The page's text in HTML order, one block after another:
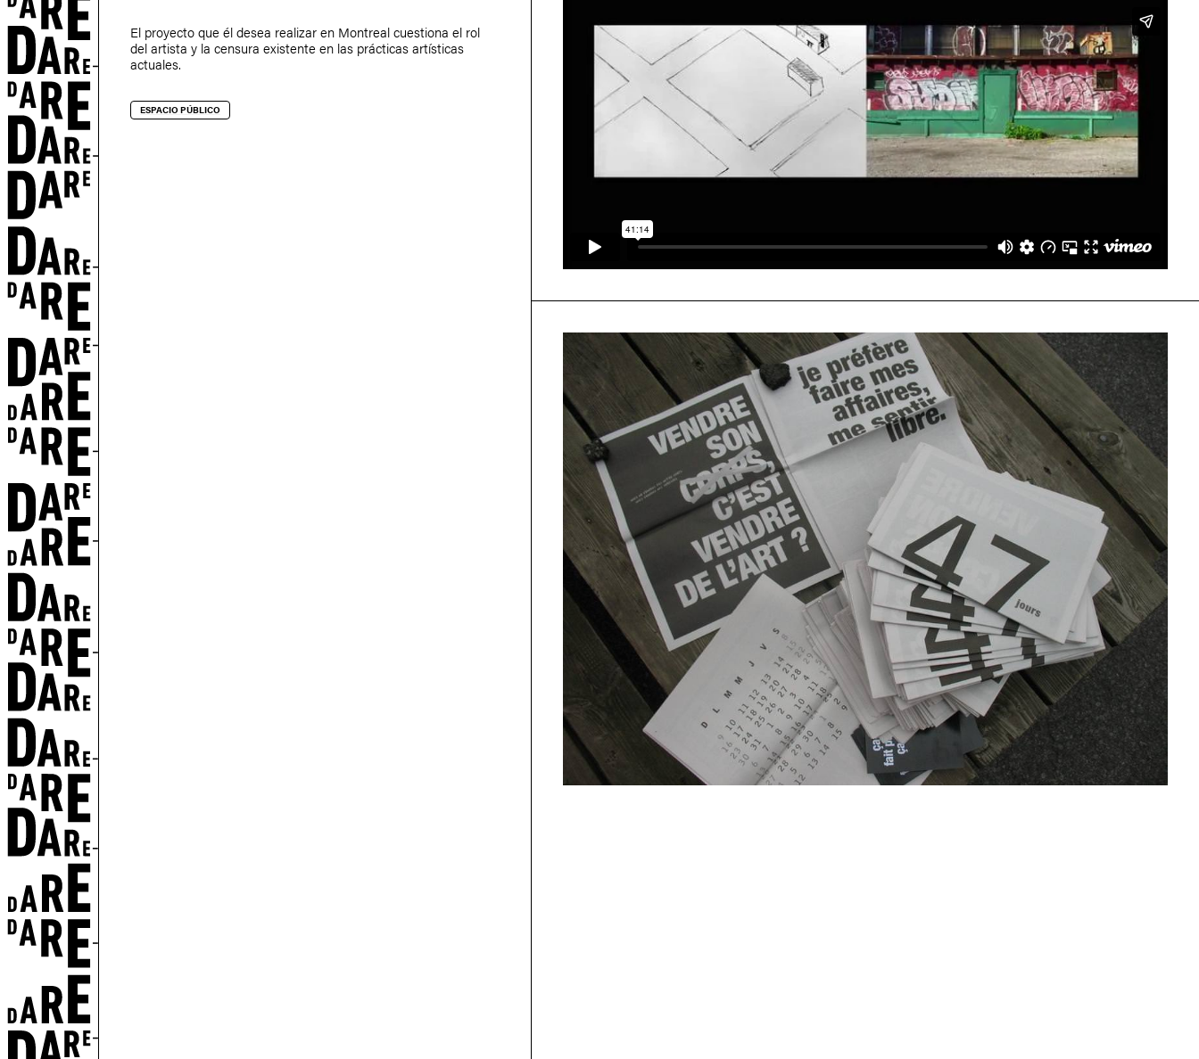
El proyecto que él desea realizar en Montreal cuestiona el rol
del artista y la censura existente en las prácticas artísticas
actuales.
ESPACIO PÚBLICO